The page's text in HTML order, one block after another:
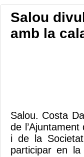
Salou
amb la
Salou. Costa
de
i de la
participar en